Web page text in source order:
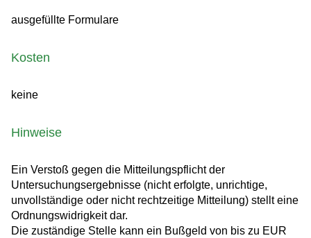
ausgefüllte Formulare
Kosten
keine
Hinweise
Ein Verstoß gegen die Mitteilungspflicht der
Untersuchungsergebnisse (nicht erfolgte, unrichtige,
unvollständige oder nicht rechtzeitige Mitteilung) stellt eine
Ordnungswidrigkeit dar.
Die zuständige Stelle kann ein Bußgeld von bis zu EUR